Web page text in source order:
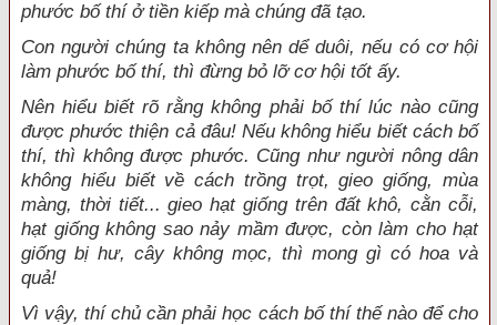
phước bố thí ở tiền kiếp mà chúng đã tạo.
Con người chúng ta không nên dể duôi, nếu có cơ hội
làm phước bố thí, thì đừng bỏ lỡ cơ hội tốt ấy.
Nên hiểu biết rõ rằng không phải bố thí lúc nào cũng
được phước thiện cả đâu! Nếu không hiểu biết cách bố
thí, thì không được phước. Cũng như người nông dân
không hiểu biết về cách trồng trọt, gieo giống, mùa
màng, thời tiết... gieo hạt giống trên đất khô, cằn cỗi,
hạt giống không sao nảy mầm được, còn làm cho hạt
giống bị hư, cây không mọc, thì mong gì có hoa và
quả!
Vì vậy, thí chủ cần phải học cách bố thí thế nào để cho